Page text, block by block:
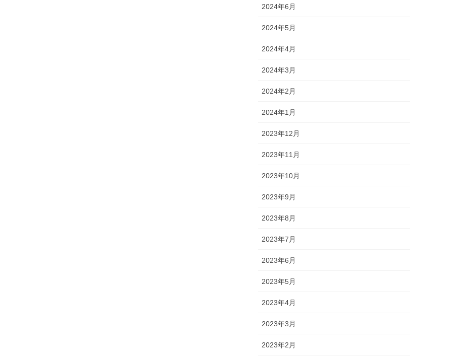
2024年6月
2024年5月
2024年4月
2024年3月
2024年2月
2024年1月
2023年12月
2023年11月
2023年10月
2023年9月
2023年8月
2023年7月
2023年6月
2023年5月
2023年4月
2023年3月
2023年2月